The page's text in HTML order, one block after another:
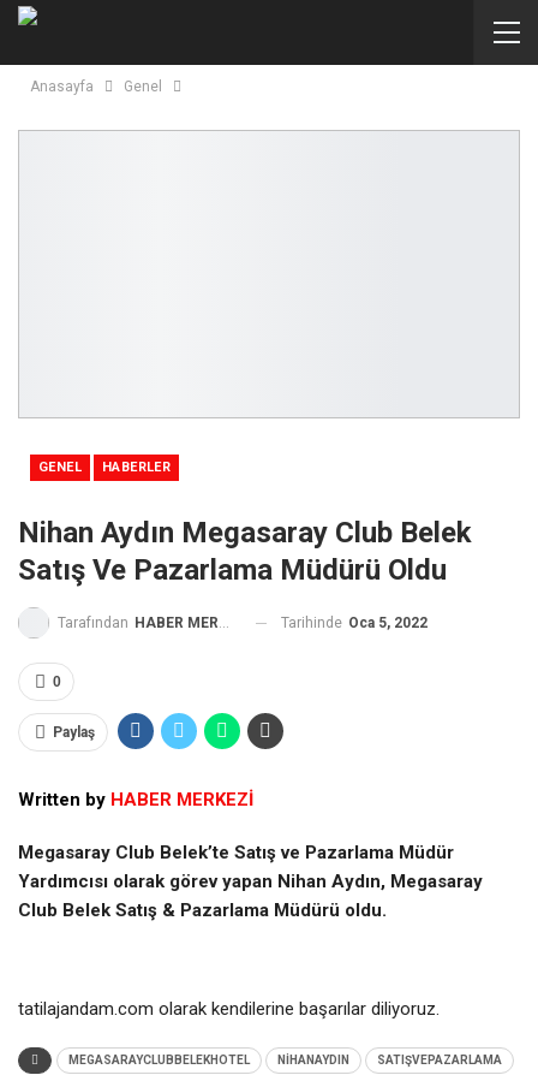
Anasayfa Genel
GENEL HABERLER
Nihan Aydın Megasaray Club Belek
Satış Ve Pazarlama Müdürü Oldu
Tarafından HABER MERKEZİ Tarihinde Oca 5, 2022
0
Paylaş
Written by HABER MERKEZİ
Megasaray Club Belek’te Satış ve Pazarlama Müdür
Yardımcısı olarak görev yapan Nihan Aydın, Megasaray
Club Belek Satış & Pazarlama Müdürü oldu.
tatilajandam.com olarak kendilerine başarılar diliyoruz.
MEGASARAYCLUBBELEKHOTEL NİHANAYDIN SATIŞVEPAZARLAMA